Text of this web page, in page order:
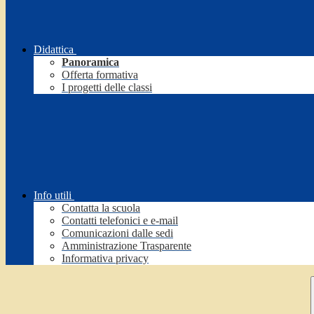
Didattica
Panoramica
Offerta formativa
I progetti delle classi
Info utili
Contatta la scuola
Contatti telefonici e e-mail
Comunicazioni dalle sedi
Amministrazione Trasparente
Informativa privacy